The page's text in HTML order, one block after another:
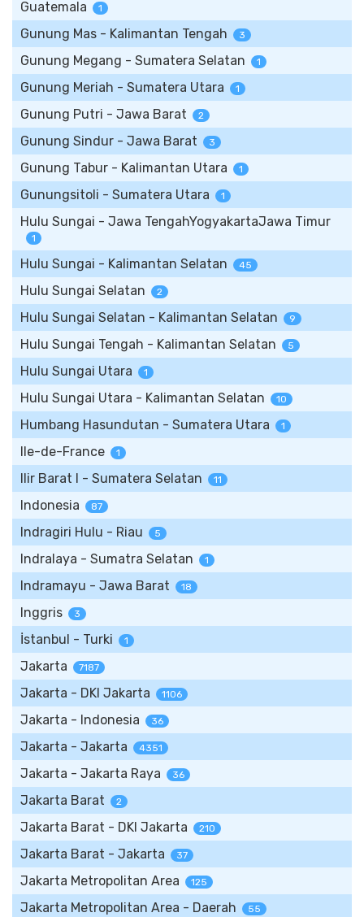
Guatemala 1
Gunung Mas - Kalimantan Tengah 3
Gunung Megang - Sumatera Selatan 1
Gunung Meriah - Sumatera Utara 1
Gunung Putri - Jawa Barat 2
Gunung Sindur - Jawa Barat 3
Gunung Tabur - Kalimantan Utara 1
Gunungsitoli - Sumatera Utara 1
Hulu Sungai - Jawa TengahYogyakartaJawa Timur
1
Hulu Sungai - Kalimantan Selatan 45
Hulu Sungai Selatan 2
Hulu Sungai Selatan - Kalimantan Selatan 9
Hulu Sungai Tengah - Kalimantan Selatan 5
Hulu Sungai Utara 1
Hulu Sungai Utara - Kalimantan Selatan 10
Humbang Hasundutan - Sumatera Utara 1
Ile-de-France 1
Ilir Barat I - Sumatera Selatan 11
Indonesia 87
Indragiri Hulu - Riau 5
Indralaya - Sumatra Selatan 1
Indramayu - Jawa Barat 18
Inggris 3
İstanbul - Turki 1
Jakarta 7187
Jakarta - DKI Jakarta 1106
Jakarta - Indonesia 36
Jakarta - Jakarta 4351
Jakarta - Jakarta Raya 36
Jakarta Barat 2
Jakarta Barat - DKI Jakarta 210
Jakarta Barat - Jakarta 37
Jakarta Metropolitan Area 125
Jakarta Metropolitan Area - Daerah 55